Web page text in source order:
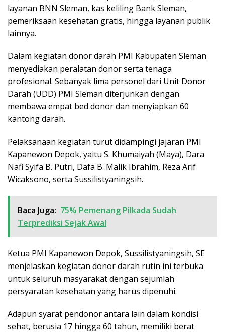
layanan BNN Sleman, kas keliling Bank Sleman,
pemeriksaan kesehatan gratis, hingga layanan publik
lainnya.
Dalam kegiatan donor darah PMI Kabupaten Sleman
menyediakan peralatan donor serta tenaga
profesional. Sebanyak lima personel dari Unit Donor
Darah (UDD) PMI Sleman diterjunkan dengan
membawa empat bed donor dan menyiapkan 60
kantong darah.
Pelaksanaan kegiatan turut didampingi jajaran PMI
Kapanewon Depok, yaitu S. Khumaiyah (Maya), Dara
Nafi Syifa B. Putri, Dafa B. Malik Ibrahim, Reza Arif
Wicaksono, serta Sussilistyaningsih.
Baca Juga: 75% Pemenang Pilkada Sudah
Terprediksi Sejak Awal
Ketua PMI Kapanewon Depok, Sussilistyaningsih, SE
menjelaskan kegiatan donor darah rutin ini terbuka
untuk seluruh masyarakat dengan sejumlah
persyaratan kesehatan yang harus dipenuhi.
Adapun syarat pendonor antara lain dalam kondisi
sehat, berusia 17 hingga 60 tahun, memiliki berat